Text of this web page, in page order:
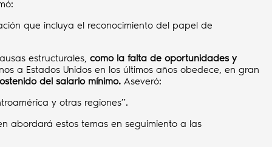
que incluya el reconocimiento del papel de
estructurales, como la falta de oportunidades y
a Estados Unidos en los últimos años obedece, en gran
del salario mínimo. Aseveró:
y otras regiones”.
abordará estos temas en seguimiento a las